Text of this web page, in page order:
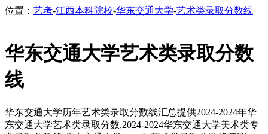
位置： 艺考-江西本科院校-华东交通大学-艺术类录取分数线
华东交通大学艺术类录取分数
线
华东交通大学历年艺术类录取分数线汇总提供2024-2024年华
东交通大学艺术类录取分数,2024-2024华东交通大学美术类专